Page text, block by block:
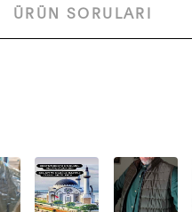
ÜRÜN SORULARI